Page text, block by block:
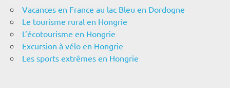
Vacances en France au lac Bleu en Dordogne
Le tourisme rural en Hongrie
L’écotourisme en Hongrie
Excursion à vélo en Hongrie
Les sports extrêmes en Hongrie